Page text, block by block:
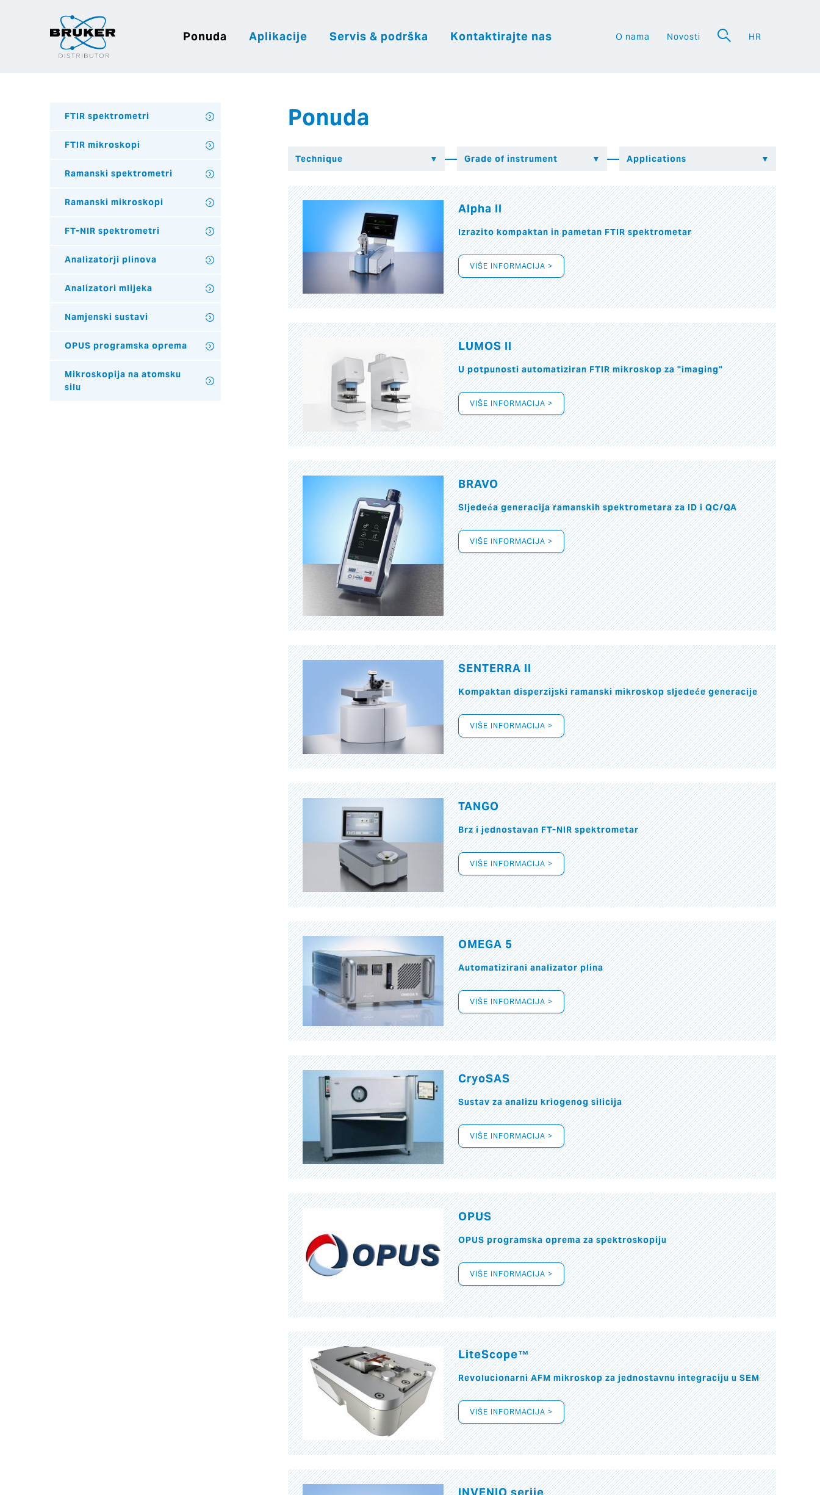
Ponuda Aplikacije Servis & podrška Kontaktirajte nas O nama Novosti HR
Ponuda
Alpha II
Izrazito kompaktan in pametan FTIR spektrometar
VIŠE INFORMACIJA >
LUMOS II
U potpunosti automatiziran FTIR mikroskop za "imaging"
VIŠE INFORMACIJA >
BRAVO
Sljedeća generacija ramanskih spektrometara za ID i QC/QA
VIŠE INFORMACIJA >
SENTERRA II
Kompaktan disperzijski ramanski mikroskop sljedeće generacije
VIŠE INFORMACIJA >
TANGO
Brz i jednostavan FT-NIR spektrometar
VIŠE INFORMACIJA >
OMEGA 5
Automatizirani analizator plina
VIŠE INFORMACIJA >
CryoSAS
Sustav za analizu kriogenog silicija
VIŠE INFORMACIJA >
OPUS
OPUS programska oprema za spektroskopiju
VIŠE INFORMACIJA >
LiteScope™
Revolucionarni AFM mikroskop za jednostavnu integraciju u SEM
VIŠE INFORMACIJA >
INVENIO serije
FTIR spektrometri
FTIR mikroskopi
Ramanski spektrometri
Ramanski mikroskopi
FT-NIR spektrometri
Analizatorji plinova
Analizatori mlijeka
Namjenski sustavi
OPUS programska oprema
Mikroskopija na atomsku
silu